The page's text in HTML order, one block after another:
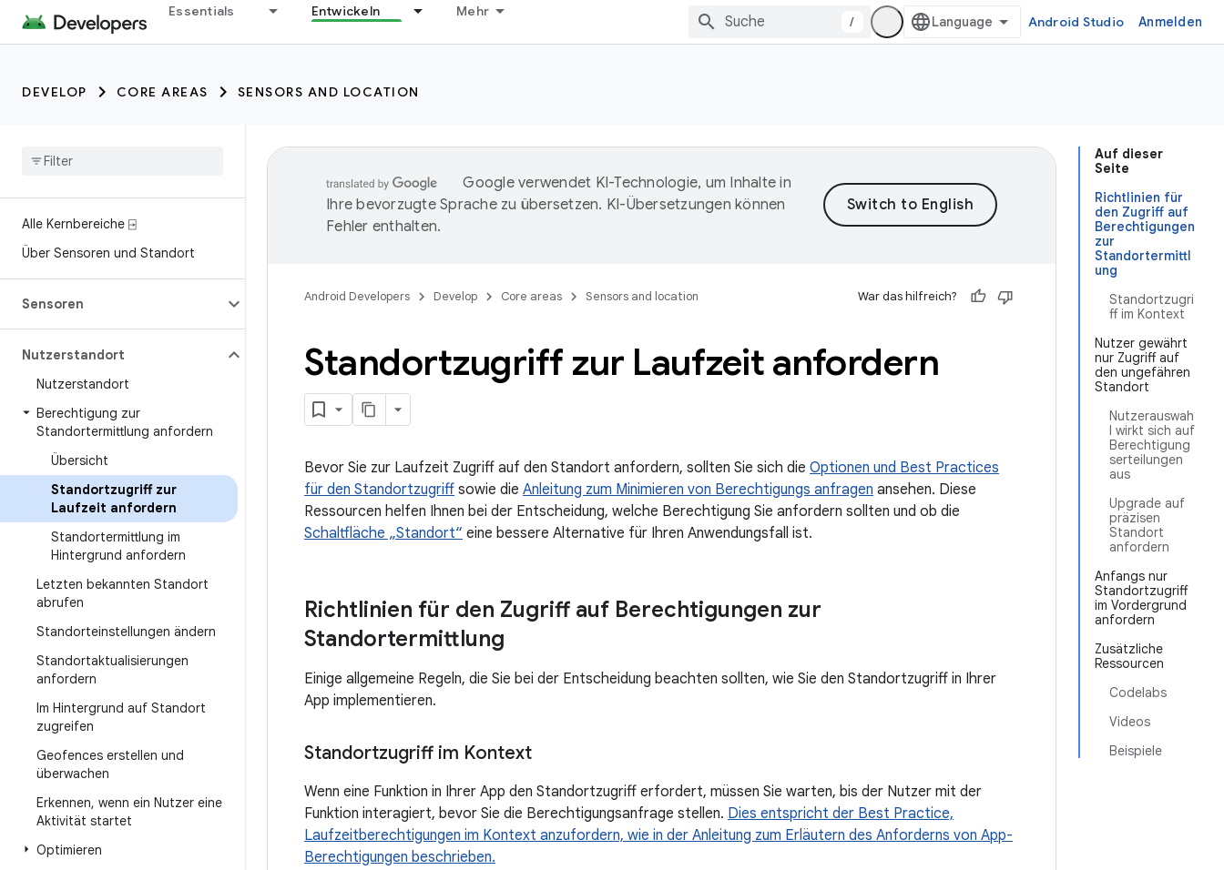
Essentials Entwickeln Mehr
/ Android Studio Anmelden
DEVELOP CORE AREAS SENSORS AND LOCATION
Alle Kernbereiche ⍈
Über Sensoren und Standort
Sensoren
Nutzerstandort
Nutzerstandort
Berechtigung zur
Standortermittlung anfordern
Übersicht
Standortzugriff zur
Laufzeit anfordern
Standortermittlung im
Hintergrund anfordern
Letzten bekannten Standort
abrufen
Standorteinstellungen ändern
Standortaktualisierungen
anfordern
Im Hintergrund auf Standort
zugreifen
Geofences erstellen und
überwachen
Erkennen, wenn ein Nutzer eine
Aktivität startet
Optimieren
Auf dieser
Seite
Richtlinien für
den Zugriff auf
Berechtigungen
zur
Standortermittl
ung
Standortzugri
ff im Kontext
Nutzer gewährt
nur Zugriff auf
den ungefähren
Standort
Nutzerauswah
l wirkt sich auf
Berechtigung
serteilungen
aus
Upgrade auf
präzisen
Standort
anfordern
Anfangs nur
Standortzugriff
im Vordergrund
anfordern
Zusätzliche
Ressourcen
Codelabs
Videos
Beispiele
Google verwendet KI-Technologie, um Inhalte in
Ihre bevorzugte Sprache zu übersetzen. KI-Übersetzungen können
Fehler enthalten.
Android Developers Develop Core areas Sensors and location War das hilfreich?
Standortzugriff zur Laufzeit anfordern
Bevor Sie zur Laufzeit Zugriff auf den Standort anfordern, sollten Sie sich die Optionen und Best Practices
für den Standortzugriff sowie die Anleitung zum Minimieren von Berechtigungs anfragen ansehen. Diese
Ressourcen helfen Ihnen bei der Entscheidung, welche Berechtigung Sie anfordern sollten und ob die
Schaltfläche „Standort“ eine bessere Alternative für Ihren Anwendungsfall ist.
Richtlinien für den Zugriff auf Berechtigungen zur
Standortermittlung
Einige allgemeine Regeln, die Sie bei der Entscheidung beachten sollten, wie Sie den Standortzugriff in Ihrer
App implementieren.
Standortzugriff im Kontext
Wenn eine Funktion in Ihrer App den Standortzugriff erfordert, müssen Sie warten, bis der Nutzer mit der
Funktion interagiert, bevor Sie die Berechtigungsanfrage stellen. Dies entspricht der Best Practice,
Laufzeitberechtigungen im Kontext anzufordern, wie in der Anleitung zum Erläutern des Anforderns von App-
Berechtigungen beschrieben.